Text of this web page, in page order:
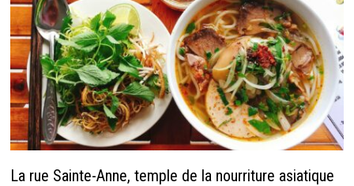
La rue Sainte-Anne, temple de la nourriture asiatique